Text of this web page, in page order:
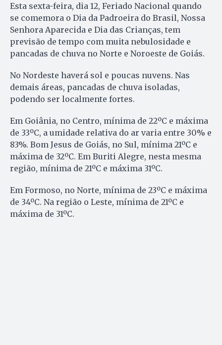
Esta sexta-feira, dia 12, Feriado Nacional quando
se comemora o Dia da Padroeira do Brasil, Nossa
Senhora Aparecida e Dia das Crianças, tem
previsão de tempo com muita nebulosidade e
pancadas de chuva no Norte e Noroeste de Goiás.
No Nordeste haverá sol e poucas nuvens. Nas
demais áreas, pancadas de chuva isoladas,
podendo ser localmente fortes.
Em Goiânia, no Centro, mínima de 22ºC e máxima
de 33ºC, a umidade relativa do ar varia entre 30% e
83%. Bom Jesus de Goiás, no Sul, mínima 21ºC e
máxima de 32ºC. Em Buriti Alegre, nesta mesma
região, mínima de 21ºC e máxima 31ºC.
Em Formoso, no Norte, mínima de 23ºC e máxima
de 34ºC. Na região o Leste, mínima de 21ºC e
máxima de 31ºC.